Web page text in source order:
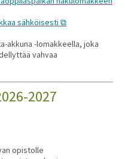
sähköisesti
akkuna -lomakkeella, joka
vahvaa
2027
opistolle